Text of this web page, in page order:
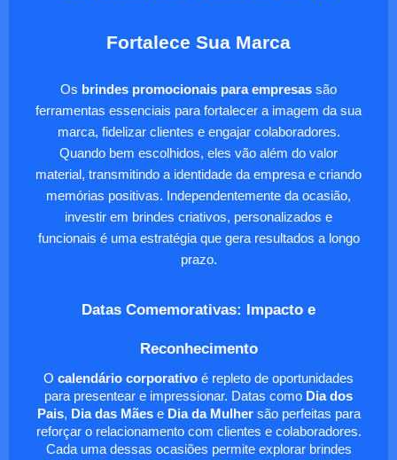
Fortalece Sua Marca
Os brindes promocionais para empresas são
ferramentas essenciais para fortalecer a imagem da sua
marca, fidelizar clientes e engajar colaboradores.
Quando bem escolhidos, eles vão além do valor
material, transmitindo a identidade da empresa e criando
memórias positivas. Independentemente da ocasião,
investir em brindes criativos, personalizados e
funcionais é uma estratégia que gera resultados a longo
prazo.
Datas Comemorativas: Impacto e
Reconhecimento
O calendário corporativo é repleto de oportunidades
para presentear e impressionar. Datas como Dia dos
Pais, Dia das Mãese Dia da Mulhersão perfeitas para
reforçar o relacionamento com clientes e colaboradores.
Cada uma dessas ocasiões permite explorar brindes